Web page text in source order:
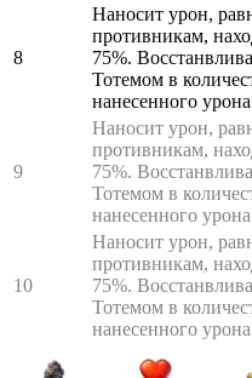
8
Наносит урон,
противникам,
75%.
Тотемом в
нанесенного
9
Наносит урон,
противникам,
75%.
Тотемом в
нанесенного
10
Наносит урон,
противникам,
75%.
Тотемом в
нанесенного